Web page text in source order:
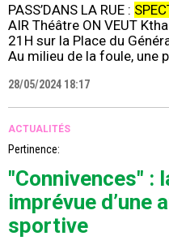
PASS’DANS LA RUE :
AIR Théâtre ON VEUT
21H sur la Place du
Au milieu de la foule, une
28/05/2024 18:17
ACTUALITÉS
Pertinence:
"Connivences" :
imprévue d’une
sportive